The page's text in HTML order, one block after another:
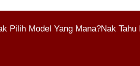
Pilih Model Yang Mana?Nak